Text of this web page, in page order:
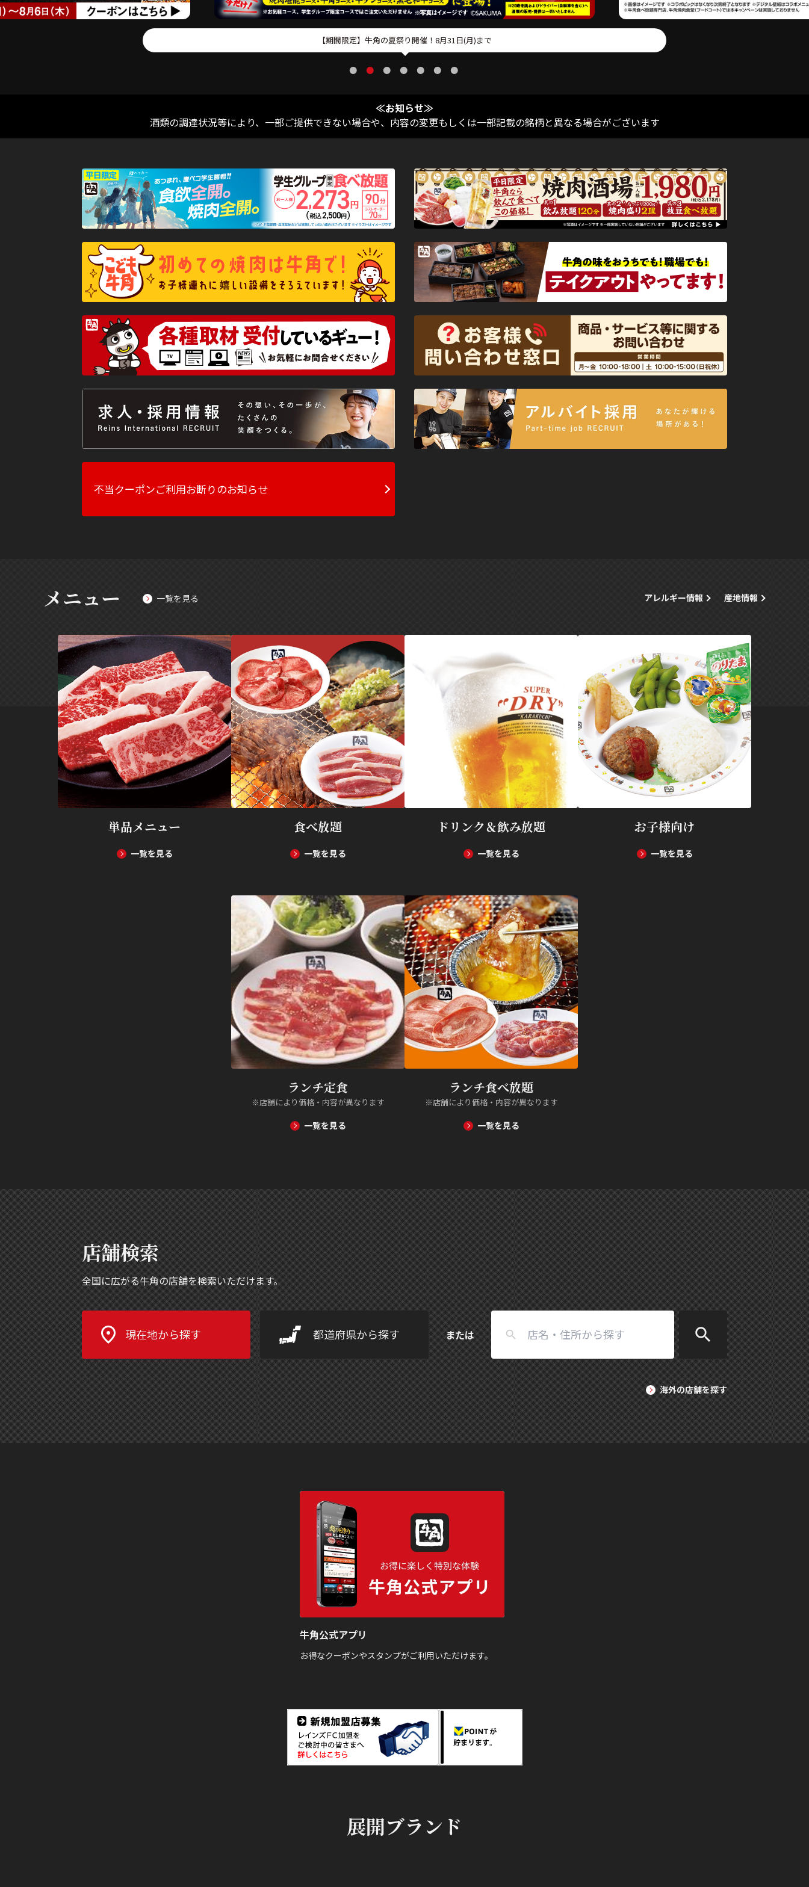
7月29日～ 牛角×YAIBAコラボ開催！
≪お知らせ≫
酒類の調達状況等により、一部ご提供できない場合や、内容の変更もしくは一部記載の銘柄と異なる場合がございます
不当クーポンご利用お断りのお知らせ
メニュー 一覧を見る アレルギー情報 産地情報
単品メニュー
一覧を見る
食べ放題
一覧を見る
ドリンク＆飲み放題
一覧を見る
お子様向け
一覧を見る
ランチ定食
※店舗により価格・内容が異なります
一覧を見る
ランチ食べ放題
※店舗により価格・内容が異なります
一覧を見る
店舗検索
全国に広がる牛角の店舗を検索いただけます。
現在地から探す 都道府県から探す または search search
海外の店舗を探す
牛角公式アプリ
お得なクーポンやスタンプがご利用いただけます。
展開ブランド